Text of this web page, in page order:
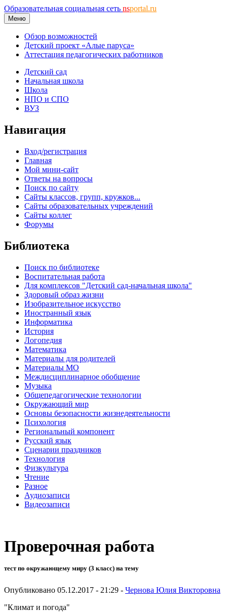
Образовательная социальная сеть nsportal.ru
Меню
Обзор возможностей
Детский проект «Алые паруса»
Аттестация педагогических работников
Детский сад
Начальная школа
Школа
НПО и СПО
ВУЗ
Навигация
Вход/регистрация
Главная
Мой мини-сайт
Ответы на вопросы
Поиск по сайту
Сайты классов, групп, кружков...
Сайты образовательных учреждений
Сайты коллег
Форумы
Библиотека
Поиск по библиотеке
Воспитательная работа
Для комплексов "Детский сад-начальная школа"
Здоровый образ жизни
Изобразительное искусство
Иностранный язык
Информатика
История
Логопедия
Математика
Материалы для родителей
Материалы МО
Междисциплинарное обобщение
Музыка
Общепедагогические технологии
Окружающий мир
Основы безопасности жизнедеятельности
Психология
Региональный компонент
Русский язык
Сценарии праздников
Технология
Физкультура
Чтение
Разное
Аудиозаписи
Видеозаписи
Проверочная работа
тест по окружающему миру (3 класс) на тему
Опубликовано 05.12.2017 - 21:29 - Чернова Юлия Викторовна
"Климат и погода"